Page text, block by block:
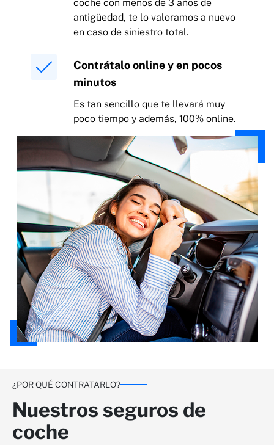
coche con menos de 3 años de
antigüedad, te lo valoramos a nuevo
en caso de siniestro total.
Contrátalo online y en pocos
minutos
Es tan sencillo que te llevará muy
poco tiempo y además, 100% online.
¿POR QUÉ CONTRATARLO?
Nuestros seguros de
coche